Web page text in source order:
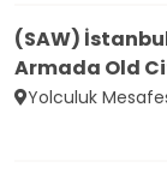
(SAW)
Armada Old
Yolculuk